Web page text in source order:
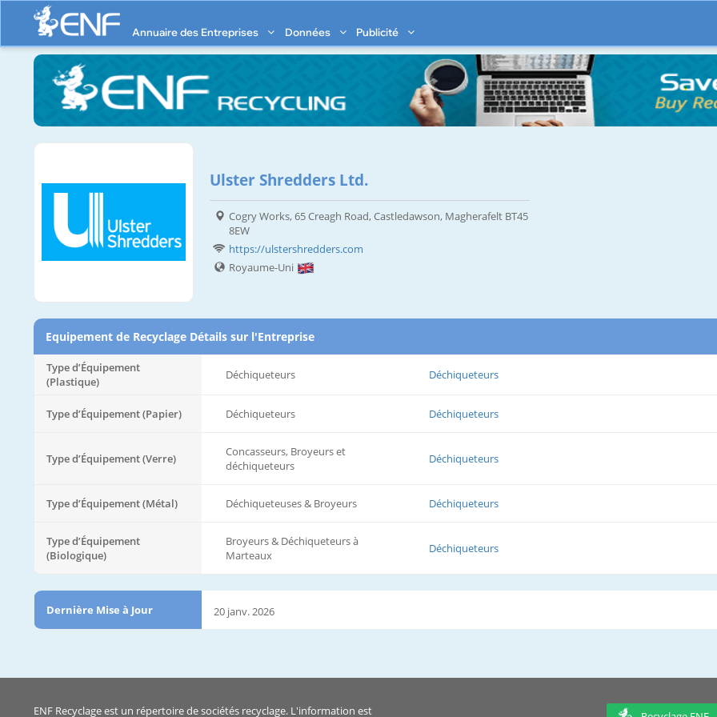
Annuaire des Entreprises Données Publicité
Ulster Shredders Ltd.
Cogry Works, 65 Creagh Road, Castledawson, Magherafelt BT45
8EW
https://ulstershredders.com
Royaume-Uni
Equipement de Recyclage Détails sur l'Entreprise
Type d’Équipement
(Plastique)
Déchiqueteurs Déchiqueteurs
Type d’Équipement (Papier) Déchiqueteurs Déchiqueteurs
Type d’Équipement (Verre)
Concasseurs, Broyeurs et
déchiqueteurs
Déchiqueteurs
Type d’Équipement (Métal) Déchiqueteuses & Broyeurs Déchiqueteurs
Type d’Équipement
(Biologique)
Broyeurs & Déchiqueteurs à
Marteaux
Déchiqueteurs
Dernière Mise à Jour 20 janv. 2026
ENF Recyclage est un répertoire de sociétés recyclage. L'information est